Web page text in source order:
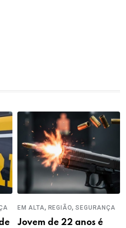
EM ALTA, REGIÃO,SEGURANÇA
Jovem de 22 anos é